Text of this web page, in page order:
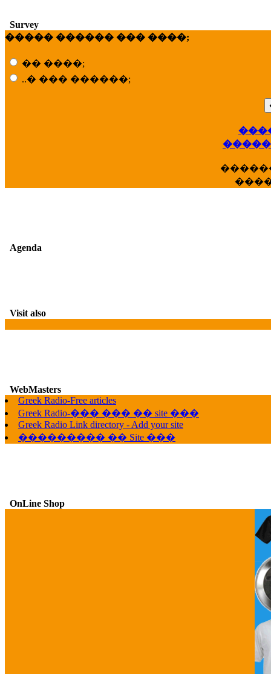
Survey
����� ������ ��� ����;
�� ����;
..� ��� ������;
Agenda
Visit also
WebMasters
Greek Radio-Free articles
Greek Radio-��� ��� �� site ���
Greek Radio Link directory - Add your site
��������� �� Site ���
OnLine Shop